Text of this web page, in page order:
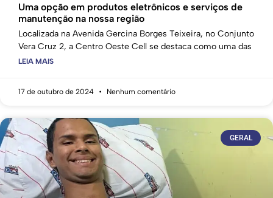
Uma opção em produtos eletrônicos e serviços de
manutenção na nossa região
Localizada na Avenida Gercina Borges Teixeira, no Conjunto
Vera Cruz 2, a Centro Oeste Cell se destaca como uma das
LEIA MAIS
17 de outubro de 2024 Nenhum comentário
GERAL